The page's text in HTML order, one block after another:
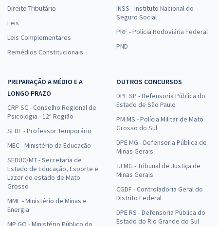
Direito Tributário
Leis
Leis Complementares
Remédios Constitucionais
INSS - Instituto Nacional do
Seguro Social
PRF - Polícia Rodoviária Federal
PND
PREPARAÇÃO A MÉDIO E A
LONGO PRAZO
CRP SC - Conselho Regional de
Psicologia - 12ª Região
SEDF - Professor Temporário
MEC - Ministério da Educação
SEDUC/MT - Secretaria de
Estado de Educação, Esporte e
Lazer do estado de Mato
Grosso
MME - Ministério de Minas e
Energia
MP GO - Ministério Público do
OUTROS CONCURSOS
DPE SP - Defensoria Pública do
Estado de São Paulo
PM MS - Polícia Militar de Mato
Grosso do Sul
DPE MG - Defensoria Pública de
Minas Gerais
TJ MG - Tribunal de Justiça de
Minas Gerais
CGDF - Controladoria Geral do
Distrito Federal
DPE RS - Defensoria Pública do
Estado do Rio Grande do Sul